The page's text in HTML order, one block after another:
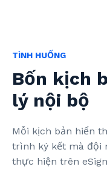
TÌNH HUỐNG
Bốn kịch
lý nội bộ
Mỗi kịch bản hiển
trình ký kết mà đội
thực hiện trên